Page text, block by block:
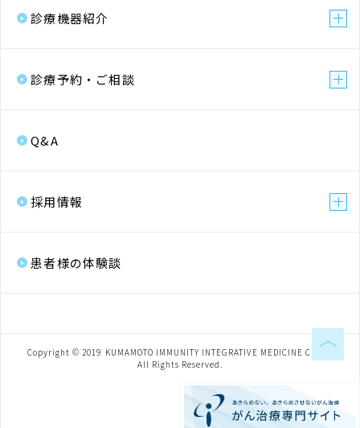
診療機器紹介
診療予約・ご相談
Q&A
採用情報
患者様の体験談
Copyright ©︎ 2019 KUMAMOTO IMMUNITY INTEGRATIVE MEDICINE CLINIC
All Rights Reserved.